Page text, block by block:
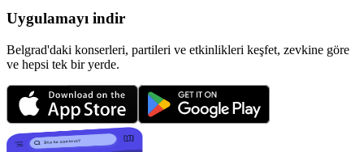
Uygulamayı indir
Belgrad'daki konserleri, partileri ve etkinlikleri keşfet, zevkine göre
ve hepsi tek bir yerde.